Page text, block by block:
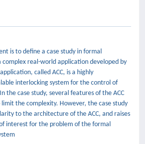
is to define a case study in formal
complex real-world application developed by
called ACC, is a highly
interlocking system for the control of
the case study, several features of the ACC
the complexity. However, the case study
to the architecture of the ACC, and raises
interest for the problem of the formal